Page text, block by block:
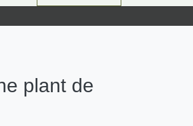
plant de 1/2